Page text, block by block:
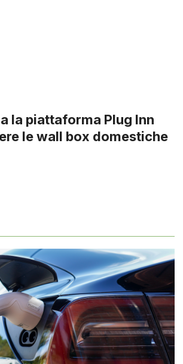
la piattaforma Plug Inn
le wall box domestiche